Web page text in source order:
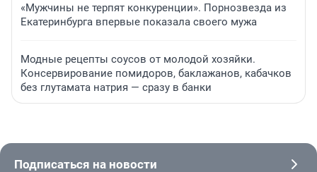
«Мужчины не терпят конкуренции». Порнозвезда из
Екатеринбурга впервые показала своего мужа
Модные рецепты соусов от молодой хозяйки.
Консервирование помидоров, баклажанов, кабачков
без глутамата натрия — сразу в банки
Подписаться на новости